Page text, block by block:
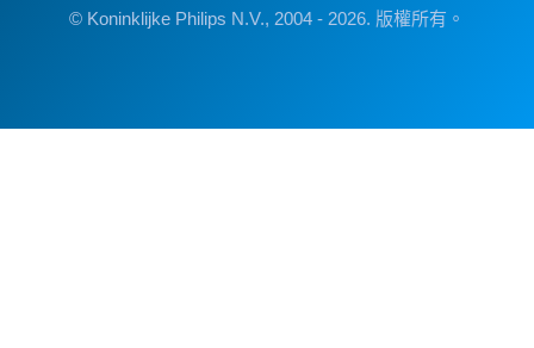
© Koninklijke Philips N.V., 2004 - 2026. 版權所有。